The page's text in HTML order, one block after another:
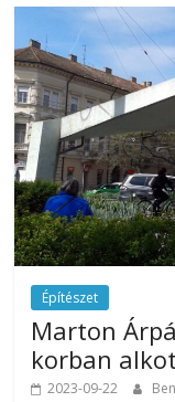
Építészet
Marton
korban
2023-09-22